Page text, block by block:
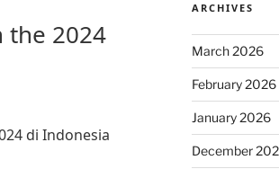
the 2024
di Indonesia
ARCHIVES
March 2026
February 2026
January 2026
December